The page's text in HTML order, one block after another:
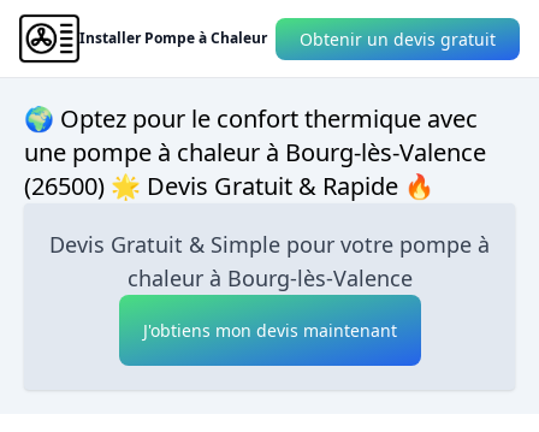
Installer Pompe à Chaleur Obtenir un devis gratuit
🌍 Optez pour le confort thermique avec
une pompe à chaleur à Bourg-lès-Valence
(26500) 🌟 Devis Gratuit & Rapide 🔥
Devis Gratuit & Simple pour votre pompe à
chaleur à Bourg-lès-Valence
J'obtiens mon devis maintenant